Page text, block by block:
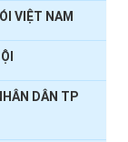
VIỆT NAM
DÂN TP